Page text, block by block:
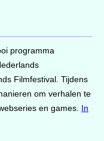
programma
Filmfestival. Tijdens
om verhalen te
en games. In